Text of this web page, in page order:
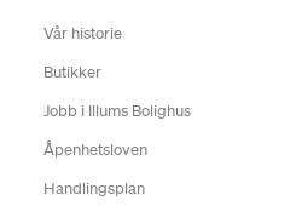
Vår historie
Butikker
Jobb i Illums Bolighus
Åpenhetsloven
Handlingsplan